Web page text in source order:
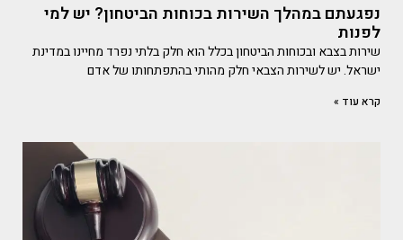
נפגעתם במהלך השירות בכוחות הביטחון? יש למי
לפנות
שירות בצבא ובכוחות הביטחון בכלל הוא חלק בלתי נפרד מחיינו במדינת
ישראל. יש לשירות הצבאי חלק מהותי בהתפתחותו של אדם
קרא עוד »